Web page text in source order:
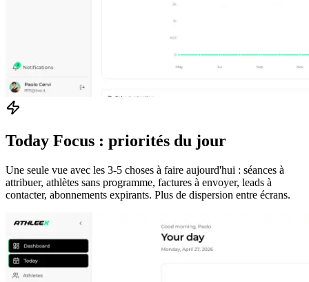
Today Focus : priorités du jour
Une seule vue avec les 3-5 choses à faire aujourd'hui : séances à
attribuer, athlètes sans programme, factures à envoyer, leads à
contacter, abonnements expirants. Plus de dispersion entre écrans.